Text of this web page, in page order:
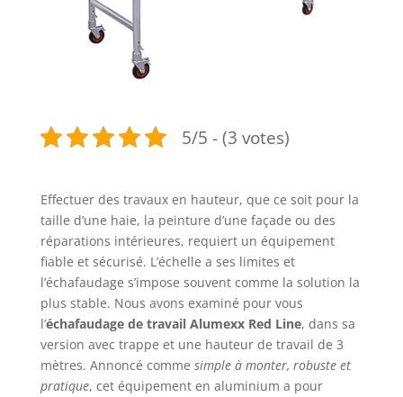
5/5 - (3 votes)
Effectuer des travaux en hauteur, que ce soit pour la
taille d’une haie, la peinture d’une façade ou des
réparations intérieures, requiert un équipement
fiable et sécurisé. L’échelle a ses limites et
l’échafaudage s’impose souvent comme la solution la
plus stable. Nous avons examiné pour vous
l’échafaudage de travail Alumexx Red Line, dans sa
version avec trappe et une hauteur de travail de 3
mètres. Annoncé comme simple à monter, robuste et
pratique, cet équipement en aluminium a pour